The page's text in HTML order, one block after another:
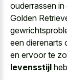
ouderrassen
Golden
een dierenarts
en ervoor te
levensstijl